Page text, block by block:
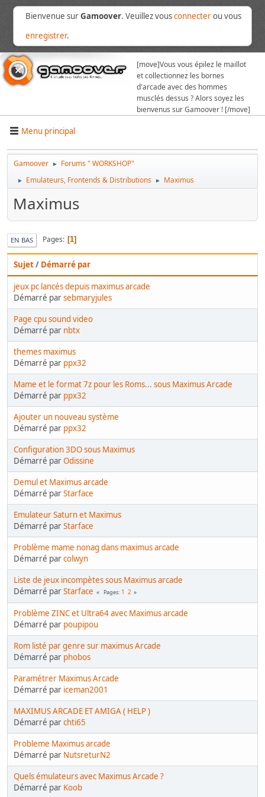
Bienvenue surGamoover. Veuillez vousconnecterou vous
enregistrer.
[move]Vous vous épilez le maillot
et collectionnez les bornes
d'arcade avec des hommes
musclés dessus ? Alors soyez les
bienvenus sur Gamoover ! [/move]
Menu principal
Gamoover ► Forums " WORKSHOP"
► Emulateurs, Frontends & Distributions ► Maximus
Maximus
EN BAS Pages 1
Sujet/ Démarré par
jeux pc lancés depuis maximus arcade
Démarré parsebmaryjules
Page cpu sound video
Démarré par nbtx
themes maximus
Démarré par ppx32
Mame et le format 7z pour les Roms... sous Maximus Arcade
Démarré par ppx32
Ajouter un nouveau système
Démarré par ppx32
Configuration 3DO sous Maximus
Démarré parOdissine
Demul et Maximus arcade
Démarré parStarface
Emulateur Saturn et Maximus
Démarré parStarface
Problème mame nonag dans maximus arcade
Démarré parcolwyn
Liste de jeux incompètes sous Maximus arcade
Démarré parStarface Pages 1 2
Problème ZINC et Ultra64 avec Maximus arcade
Démarré par poupipou
Rom listé par genre sur maximus Arcade
Démarré par phobos
Paramétrer Maximus Arcade
Démarré par iceman2001
MAXIMUS ARCADE ET AMIGA ( HELP )
Démarré parchti65
Probleme Maximus arcade
Démarré par NutsreturN2
Quels émulateurs avec Maximus Arcade ?
Démarré par Koob